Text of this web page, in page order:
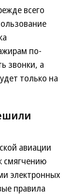
всего
по-
звонки, а
только на
авиации
смягчению
электронных
правила